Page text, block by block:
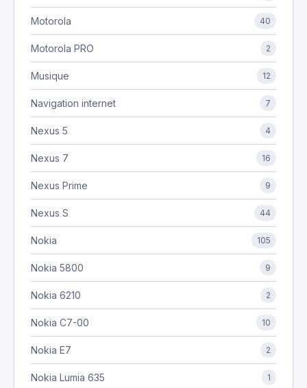
Motorola 40
Motorola PRO 2
Musique 12
Navigation internet 7
Nexus 5 4
Nexus 7 16
Nexus Prime 9
Nexus S 44
Nokia 105
Nokia 5800 9
Nokia 6210 2
Nokia C7-00 10
Nokia E7 2
Nokia Lumia 635 1